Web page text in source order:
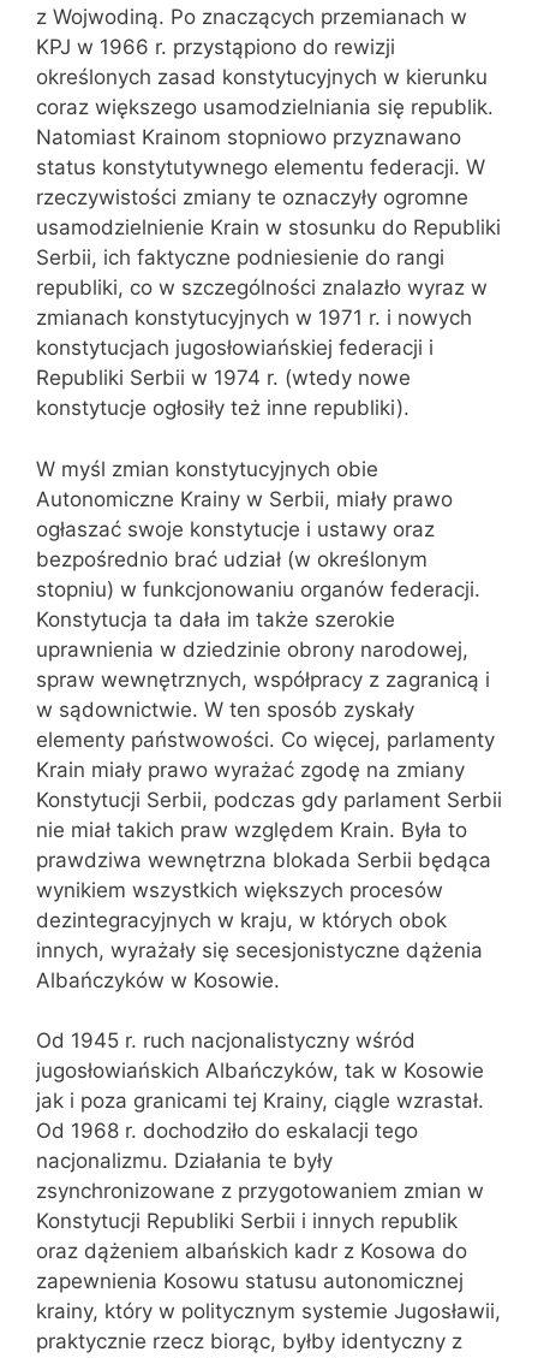
z Wojwodiną. Po znaczących przemianach w
KPJ w 1966 r. przystąpiono do rewizji
określonych zasad konstytucyjnych w kierunku
coraz większego usamodzielniania się republik.
Natomiast Krainom stopniowo przyznawano
status konstytutywnego elementu federacji. W
rzeczywistości zmiany te oznaczyły ogromne
usamodzielnienie Krain w stosunku do Republiki
Serbii, ich faktyczne podniesienie do rangi
republiki, co w szczególności znalazło wyraz w
zmianach konstytucyjnych w 1971 r. i nowych
konstytucjach jugosłowiańskiej federacji i
Republiki Serbii w 1974 r. (wtedy nowe
konstytucje ogłosiły też inne republiki).
W myśl zmian konstytucyjnych obie
Autonomiczne Krainy w Serbii, miały prawo
ogłaszać swoje konstytucje i ustawy oraz
bezpośrednio brać udział (w określonym
stopniu) w funkcjonowaniu organów federacji.
Konstytucja ta dała im także szerokie
uprawnienia w dziedzinie obrony narodowej,
spraw wewnętrznych, współpracy z zagranicą i
w sądownictwie. W ten sposób zyskały
elementy państwowości. Co więcej, parlamenty
Krain miały prawo wyrażać zgodę na zmiany
Konstytucji Serbii, podczas gdy parlament Serbii
nie miał takich praw względem Krain. Była to
prawdziwa wewnętrzna blokada Serbii będąca
wynikiem wszystkich większych procesów
dezintegracyjnych w kraju, w których obok
innych, wyrażały się secesjonistyczne dążenia
Albańczyków w Kosowie.
Od 1945 r. ruch nacjonalistyczny wśród
jugosłowiańskich Albańczyków, tak w Kosowie
jak i poza granicami tej Krainy, ciągle wzrastał.
Od 1968 r. dochodziło do eskalacji tego
nacjonalizmu. Działania te były
zsynchronizowane z przygotowaniem zmian w
Konstytucji Republiki Serbii i innych republik
oraz dążeniem albańskich kadr z Kosowa do
zapewnienia Kosowu statusu autonomicznej
krainy, który w politycznym systemie Jugosławii,
praktycznie rzecz biorąc, byłby identyczny z